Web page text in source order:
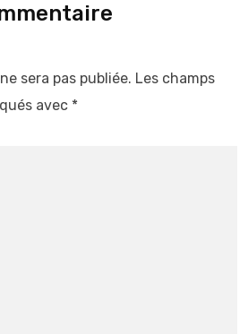
sera pas publiée. Les champs
avec *